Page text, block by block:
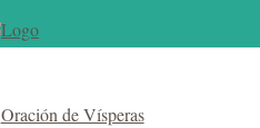
Oración de Vísperas